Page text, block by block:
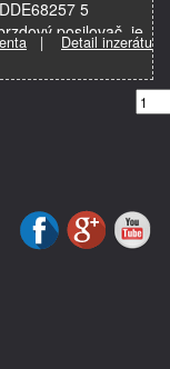
5
posilovač, je
brzdovú
…
| Detail inzerátu